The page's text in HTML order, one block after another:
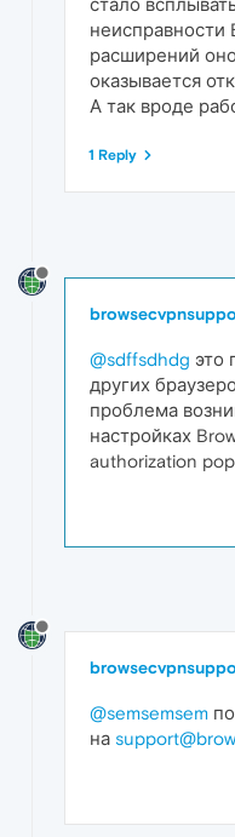
стало
неисправности
расширений
оказывается
А так вроде
1 Reply
@sdffsdhdg это
других
проблема
настройках
authorization
@semsemsem
на